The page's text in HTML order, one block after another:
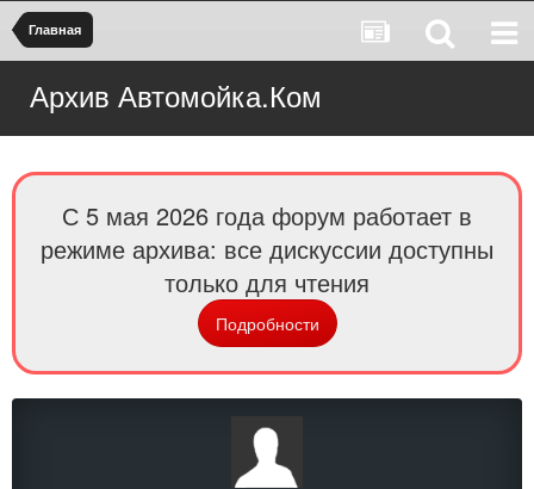
Главная
Архив Автомойка.Ком
С 5 мая 2026 года форум работает в
режиме архива: все дискуссии доступны
только для чтения
Подробности